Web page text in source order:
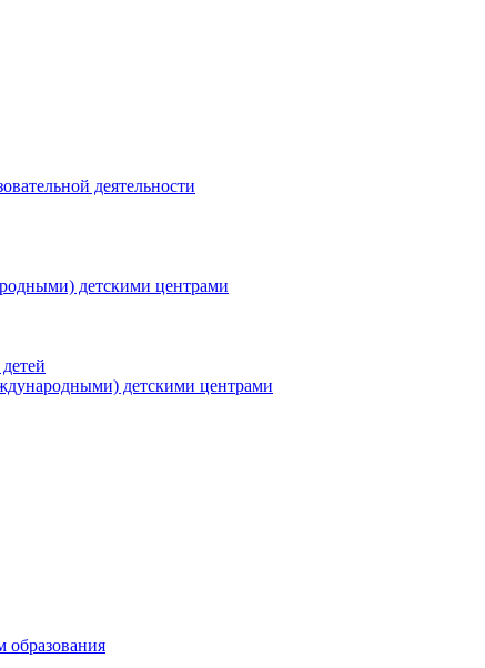
деятельности
детскими центрами
детскими центрами
образования